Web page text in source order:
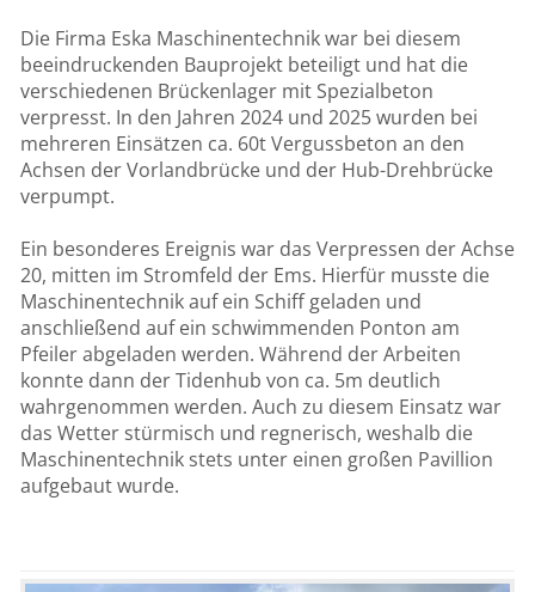
Die Firma Eska Maschinentechnik war bei diesem
beeindruckenden Bauprojekt beteiligt und hat die
verschiedenen Brückenlager mit Spezialbeton
verpresst. In den Jahren 2024 und 2025 wurden bei
mehreren Einsätzen ca. 60t Vergussbeton an den
Achsen der Vorlandbrücke und der Hub-Drehbrücke
verpumpt.
Ein besonderes Ereignis war das Verpressen der Achse
20, mitten im Stromfeld der Ems. Hierfür musste die
Maschinentechnik auf ein Schiff geladen und
anschließend auf ein schwimmenden Ponton am
Pfeiler abgeladen werden. Während der Arbeiten
konnte dann der Tidenhub von ca. 5m deutlich
wahrgenommen werden. Auch zu diesem Einsatz war
das Wetter stürmisch und regnerisch, weshalb die
Maschinentechnik stets unter einen großen Pavillion
aufgebaut wurde.